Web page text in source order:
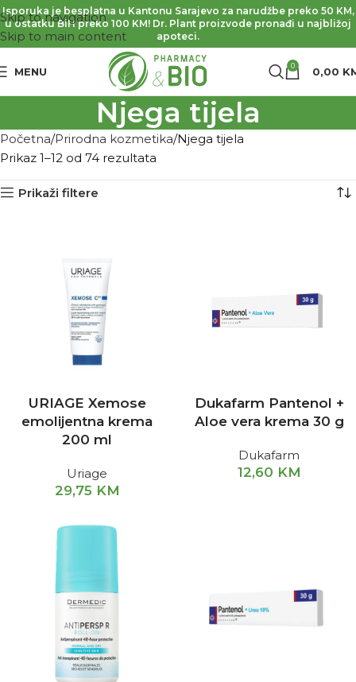
Skip to navigation
Skip to main content
Isporuka je besplatna u Kantonu Sarajevo za narudžbe preko 50 KM,
u ostatku BiH preko 100 KM! Dr. Plant proizvode pronađi u najbližoj
apoteci.
MENU 0 0,00
Njega tijela
Početna Prirodna kozmetika Njega tijela
Prikaz 1–12 od 74 rezultata
Prikaži filtere
URIAGE Xemose
emolijentna krema
200 ml
Uriage
29,75 KM
Dukafarm Pantenol +
Aloe vera krema 30 g
Dukafarm
12,60 KM